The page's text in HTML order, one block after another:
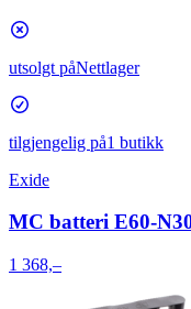
utsolgt påNettlager
tilgjengelig på1 butikk
Exide
MC batteri E60-
1 368,–